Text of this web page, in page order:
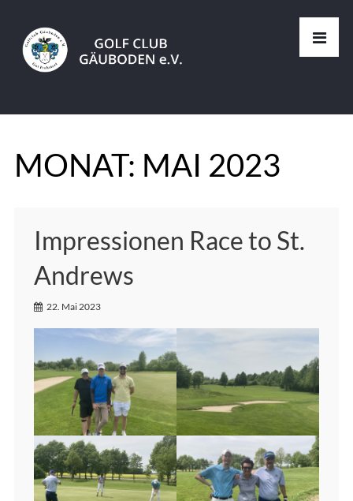
MONAT: MAI 2023
Impressionen Race to St.
Andrews
22. Mai 2023